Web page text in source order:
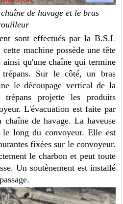
de havage et le bras
sont effectués par la B.S.L
machine possède une tête
ainsi qu'une chaîne qui termine
Sur le côté, un bras
le découpage vertical de la
projette les produits
L'évacuation est faite par
de havage. La haveuse
le long du convoyeur. Elle est
fixées sur le convoyeur.
le charbon et peut toute
Un soutènement est installé